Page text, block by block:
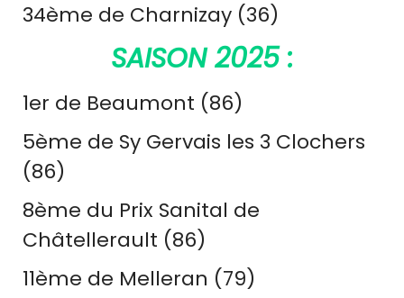
34ème de Charnizay (36)
SAISON 2025 :
1er de Beaumont (86)
5ème de Sy Gervais les 3 Clochers
(86)
8ème du Prix Sanital de
Châtellerault (86)
11ème de Melleran (79)